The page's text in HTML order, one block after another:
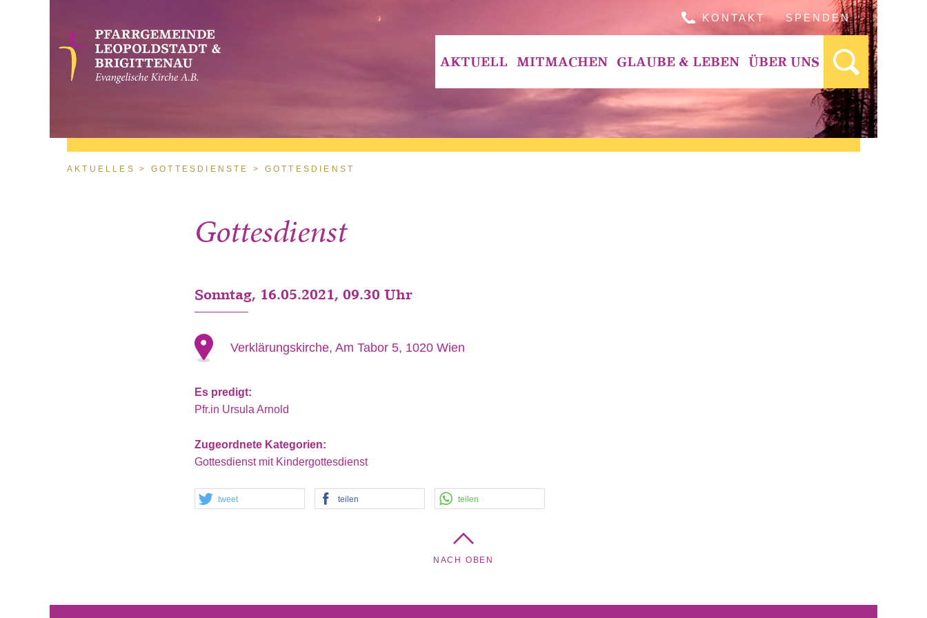
KONTAKT SPENDEN
AKTUELL MITMACHEN GLAUBE & LEBEN ÜBER UNS
Sie sind hier
AKTUELLES GOTTESDIENSTE GOTTESDIENST
Gottesdienst
Sonntag, 16.05.2021, 09.30 Uhr
Verklärungskirche, Am Tabor 5, 1020 Wien
Es predigt:
Pfr.in Ursula Arnold
Zugeordnete Kategorien:
Gottesdienst mit Kindergottesdienst
tweet teilen teilen
NACH OBEN